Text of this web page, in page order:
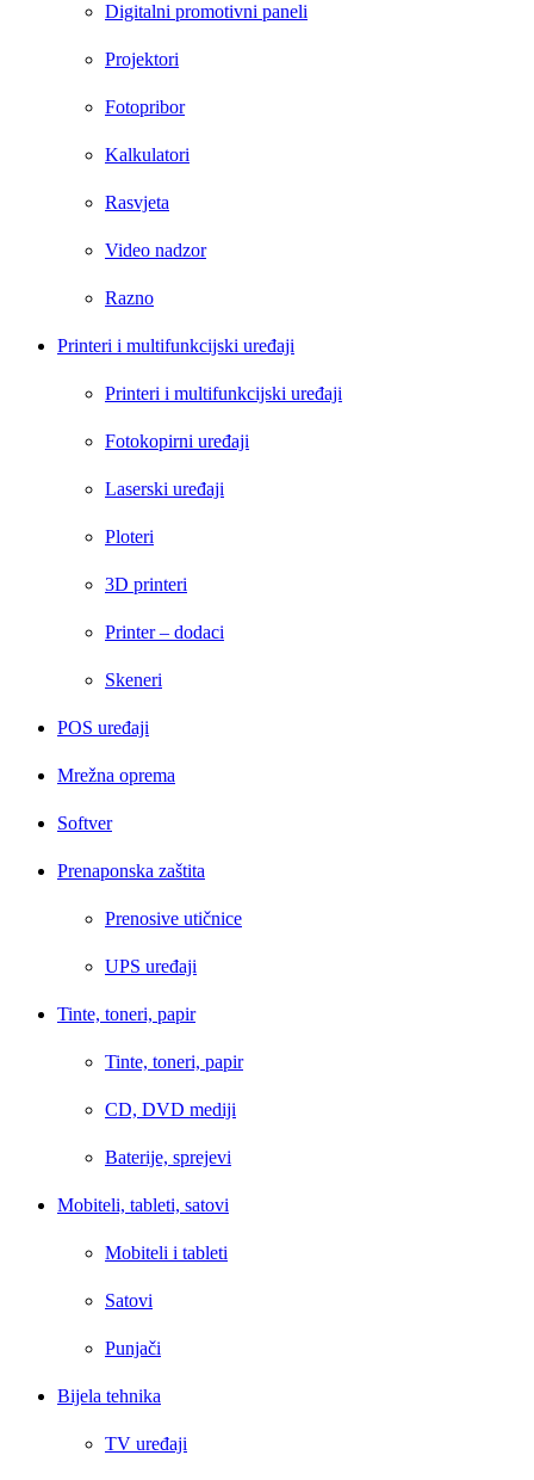
Digitalni promotivni paneli
Projektori
Fotopribor
Kalkulatori
Rasvjeta
Video nadzor
Razno
Printeri i multifunkcijski uređaji
Printeri i multifunkcijski uređaji
Fotokopirni uređaji
Laserski uređaji
Ploteri
3D printeri
Printer – dodaci
Skeneri
POS uređaji
Mrežna oprema
Softver
Prenaponska zaštita
Prenosive utičnice
UPS uređaji
Tinte, toneri, papir
Tinte, toneri, papir
CD, DVD mediji
Baterije, sprejevi
Mobiteli, tableti, satovi
Mobiteli i tableti
Satovi
Punjači
Bijela tehnika
TV uređaji